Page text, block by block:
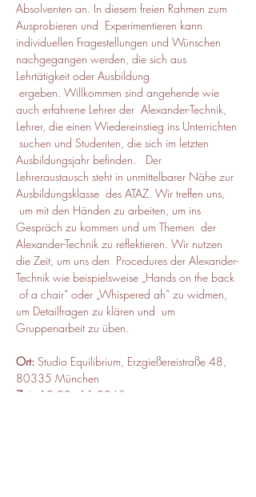
Absolventen an. In diesem freien Rahmen zum
Ausprobieren und  Experimentieren kann
individuellen Fragestellungen und Wünschen
nachgegangen werden, die sich aus
Lehrtätigkeit oder Ausbildung
ergeben. Willkommen sind angehende wie
auch erfahrene Lehrer der  Alexander-Technik,
Lehrer, die einen Wiedereinstieg ins Unterrichten
suchen und Studenten, die sich im letzten
Ausbildungsjahr befinden.   Der
Lehreraustausch steht in unmittelbarer Nähe zur
Ausbildungsklasse  des ATAZ. Wir treffen uns,
um mit den Händen zu arbeiten, um ins
Gespräch zu kommen und um Themen  der
Alexander-Technik zu reflektieren. Wir nutzen
die Zeit, um uns den  Procedures der Alexander-
Technik wie beispielsweise „Hands on the back
of a chair“ oder „Whispered ah“ zu widmen,
um Detailfragen zu klären und  um
Gruppenarbeit zu üben.
Ort: Studio Equilibrium, Erzgießereistraße 48,
80335 München
Zeit:
10:00 - 11:30 Uhr